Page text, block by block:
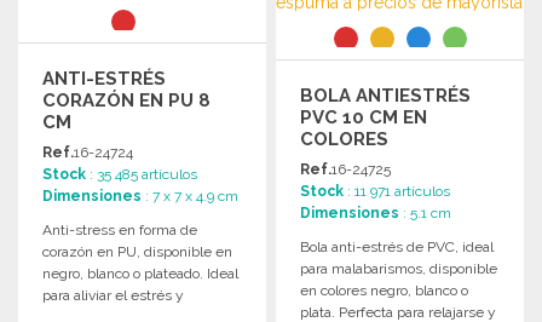
ANTI-ESTRÉS
CORAZÓN EN PU 8
CM
Ref.16-24724
Stock : 35 485 artículos
Dimensiones : 7 x 7 x 4.9 cm
Anti-stress en forma de
corazón en PU, disponible en
negro, blanco o plateado. Ideal
para aliviar el estrés y
BOLA ANTIESTRÉS
PVC 10 CM EN
COLORES
Ref.16-24725
Stock : 11 971 artículos
Dimensiones : 5.1 cm
Bola anti-estrés de PVC, ideal
para malabarismos, disponible
en colores negro, blanco o
plata. Perfecta para relajarse y